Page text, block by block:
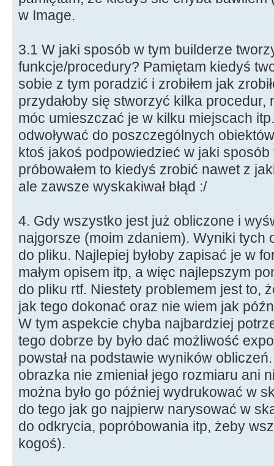
w Image.
3.1 W jaki sposób w tym builderze
funkcje/procedury? Pamiętam kiedyś
sobie z tym poradzić i zrobiłem jak
przydałoby się stworzyć kilka procedur,
móc umieszczać je w kilku miejscach
odwoływać do poszczególnych
ktoś jakoś podpowiedzieć w jaki
próbowałem to kiedyś zrobić nawet z
ale zawsze wyskakiwał błąd :/
4. Gdy wszystko jest już obliczone i
najgorsze (moim zdaniem). Wyniki tych
do pliku. Najlepiej byłoby zapisać je w
małym opisem itp, a więc najlepszym
do pliku rtf. Niestety problemem jest to,
jak tego dokonać oraz nie wiem jak
W tym aspekcie chyba najbardziej
tego dobrze by było dać możliwość
powstał na podstawie wyników
obrazka nie zmieniał jego rozmiaru ani
można było go później wydrukować w
do tego jak go najpierw narysować w
do odkrycia, popróbowania itp, żeby
kogoś).